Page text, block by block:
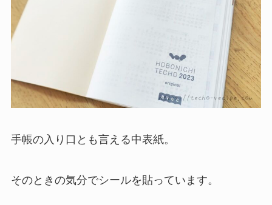
手帳の入り口とも言える中表紙。
そのときの気分でシールを貼っています。